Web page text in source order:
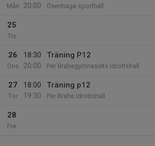
Mån
20:00
Öxenhaga sporthall
25
Tis
26
Ons
18:30
20:00
Träning P12
Per Brahegymnasiets idrottshall
27
Tor
18:00
19:30
Träning p12
Per Brahe idrottshall
28
Fre